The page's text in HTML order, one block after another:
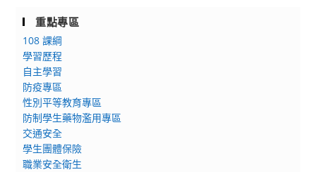
重點專區
108 課綱
學習歷程
自主學習
防疫專區
性別平等教育專區
防制學生藥物濫用專區
交通安全
學生團體保險
職業安全衛生